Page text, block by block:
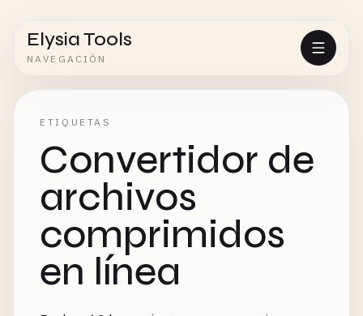
Elysia Tools
NAVEGACIÓN
ETIQUETAS
Convertidor de
archivos
comprimidos
en línea